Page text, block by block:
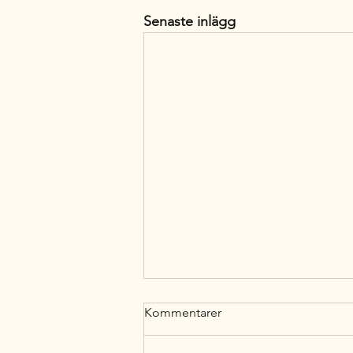
Senaste inlägg
Varför skadar sig hunden från
Kommentarer